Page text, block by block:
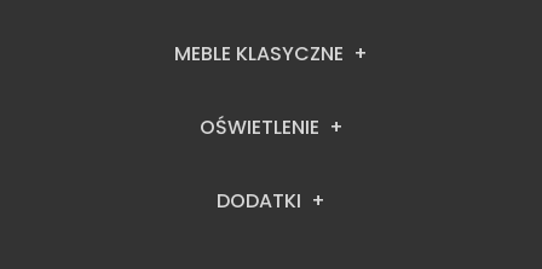
MEBLE KLASYCZNE
OŚWIETLENIE
DODATKI